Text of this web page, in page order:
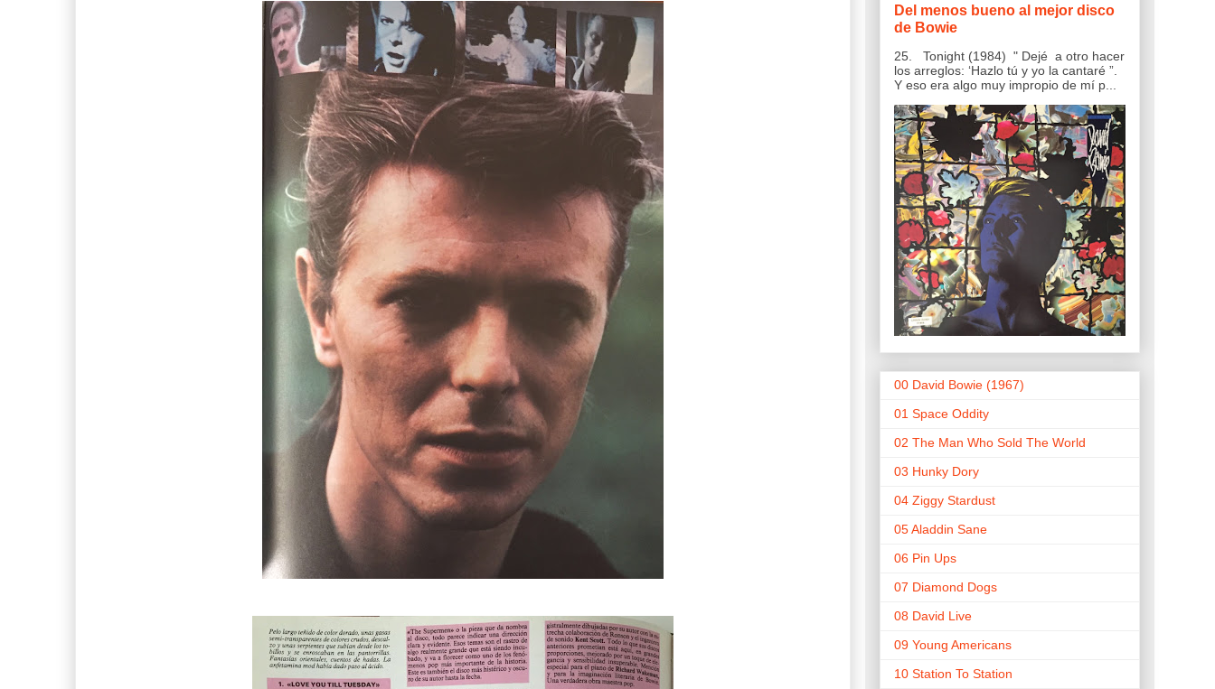
Del menos bueno al mejor disco
de Bowie
25. Tonight (1984) " Dejé a otro hacer
los arreglos: ‘Hazlo tú y yo la cantaré ”.
Y eso era algo muy impropio de mí p...
00 David Bowie (1967)
01 Space Oddity
02 The Man Who Sold The World
03 Hunky Dory
04 Ziggy Stardust
05 Aladdin Sane
06 Pin Ups
07 Diamond Dogs
08 David Live
09 Young Americans
10 Station To Station